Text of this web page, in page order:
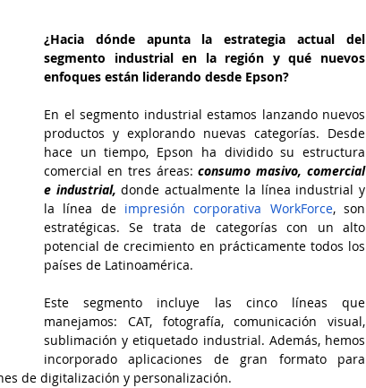
¿Hacia dónde apunta la estrategia actual del
segmento industrial en la región y qué nuevos
enfoques están liderando desde Epson?
En el segmento industrial estamos lanzando nuevos
productos y explorando nuevas categorías. Desde
hace un tiempo, Epson ha dividido su estructura
comercial en tres áreas: consumo masivo, comercial
e industrial, donde actualmente la línea industrial y
la línea de impresión corporativa WorkForce, son
estratégicas. Se trata de categorías con un alto
potencial de crecimiento en prácticamente todos los
países de Latinoamérica.
Este segmento incluye las cinco líneas que
manejamos: CAT, fotografía, comunicación visual,
sublimación y etiquetado industrial. Además, hemos
incorporado aplicaciones de gran formato para
de digitalización y personalización.